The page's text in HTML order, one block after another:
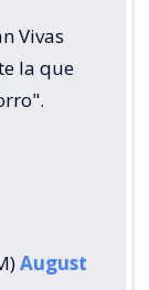
Vivas
la que
August